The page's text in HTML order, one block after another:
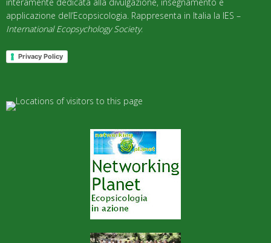
applicazione dell’Ecopsicologia. Rappresenta in Italia la IES –
International Ecopsychology Society.
Privacy Policy